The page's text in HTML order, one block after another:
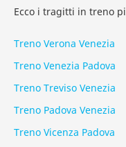
Ecco i tragitti in treno
Treno Verona Venezia
Treno Venezia Padova
Treno Treviso Venezia
Treno Padova Venezia
Treno Vicenza Padova